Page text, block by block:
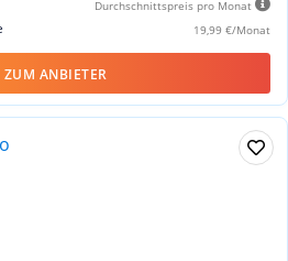
Durchschnittspreis pro Monat
19,99 €/Monat
ZUM ANBIETER